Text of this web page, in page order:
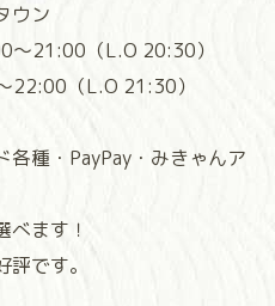
ウン
〜21:00（L.O 20:30）
22:00（L.O 21:30）
各種・PayPay・みきゃんア
ます！
です。